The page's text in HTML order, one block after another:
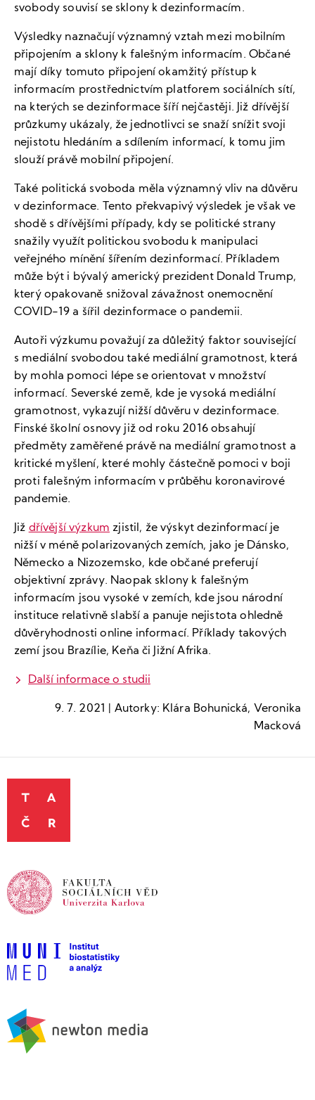
svobody souvisí se sklony k dezinformacím.
Výsledky naznačují významný vztah mezi mobilním
připojením a sklony k falešným informacím. Občané
mají díky tomuto připojení okamžitý přístup k
informacím prostřednictvím platforem sociálních sítí,
na kterých se dezinformace šíří nejčastěji. Již dřívější
průzkumy ukázaly, že jednotlivci se snaží snížit svoji
nejistotu hledáním a sdílením informací, k tomu jim
slouží právě mobilní připojení.
Také politická svoboda měla významný vliv na důvěru
v dezinformace. Tento překvapivý výsledek je však ve
shodě s dřívějšími případy, kdy se politické strany
snažily využít politickou svobodu k manipulaci
veřejného mínění šířením dezinformací. Příkladem
může být i bývalý americký prezident Donald Trump,
který opakovaně snižoval závažnost onemocnění
COVID-19 a šířil dezinformace o pandemii.
Autoři výzkumu považují za důležitý faktor související
s mediální svobodou také mediální gramotnost, která
by mohla pomoci lépe se orientovat v množství
informací. Severské země, kde je vysoká mediální
gramotnost, vykazují nižší důvěru v dezinformace.
Finské školní osnovy již od roku 2016 obsahují
předměty zaměřené právě na mediální gramotnost a
kritické myšlení, které mohly částečně pomoci v boji
proti falešným informacím v průběhu koronavirové
pandemie.
Již dřívější výzkum zjistil, že výskyt dezinformací je
nižší v méně polarizovaných zemích, jako je Dánsko,
Německo a Nizozemsko, kde občané preferují
objektivní zprávy. Naopak sklony k falešným
informacím jsou vysoké v zemích, kde jsou národní
instituce relativně slabší a panuje nejistota ohledně
důvěryhodnosti online informací. Příklady takových
zemí jsou Brazílie, Keňa či Jižní Afrika.
Další informace o studii
9. 7. 2021 | Autorky: Klára Bohunická, Veronika
Macková